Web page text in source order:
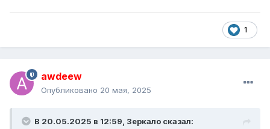
1
awdeew
Опубликовано 20 мая, 2025
В 20.05.2025 в 12:59, Зеркало сказал: